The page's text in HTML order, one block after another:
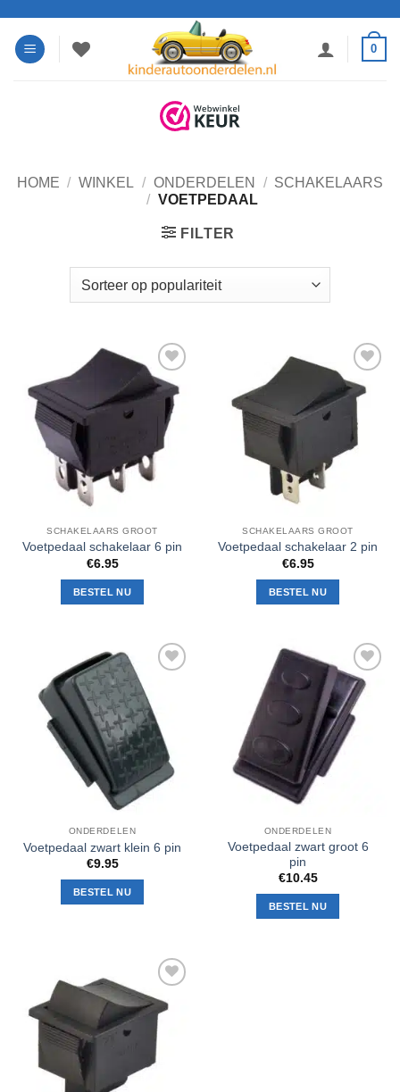
naar
inhoud
0
HOME / WINKEL / ONDERDELEN / SCHAKELAARS
/ VOETPEDAAL
FILTER
Toevoegen
aan
verlanglijst
SCHAKELAARS GROOT
Voetpedaal schakelaar 6 pin
€6.95
BESTEL NU
Toevoegen
aan
verlanglijst
SCHAKELAARS GROOT
Voetpedaal schakelaar 2 pin
€6.95
BESTEL NU
Toevoegen
aan
verlanglijst
ONDERDELEN
Voetpedaal zwart klein 6 pin
€9.95
BESTEL NU
Toevoegen
aan
verlanglijst
ONDERDELEN
Voetpedaal zwart groot 6
pin
€10.45
BESTEL NU
Toevoegen
aan
verlanglijst